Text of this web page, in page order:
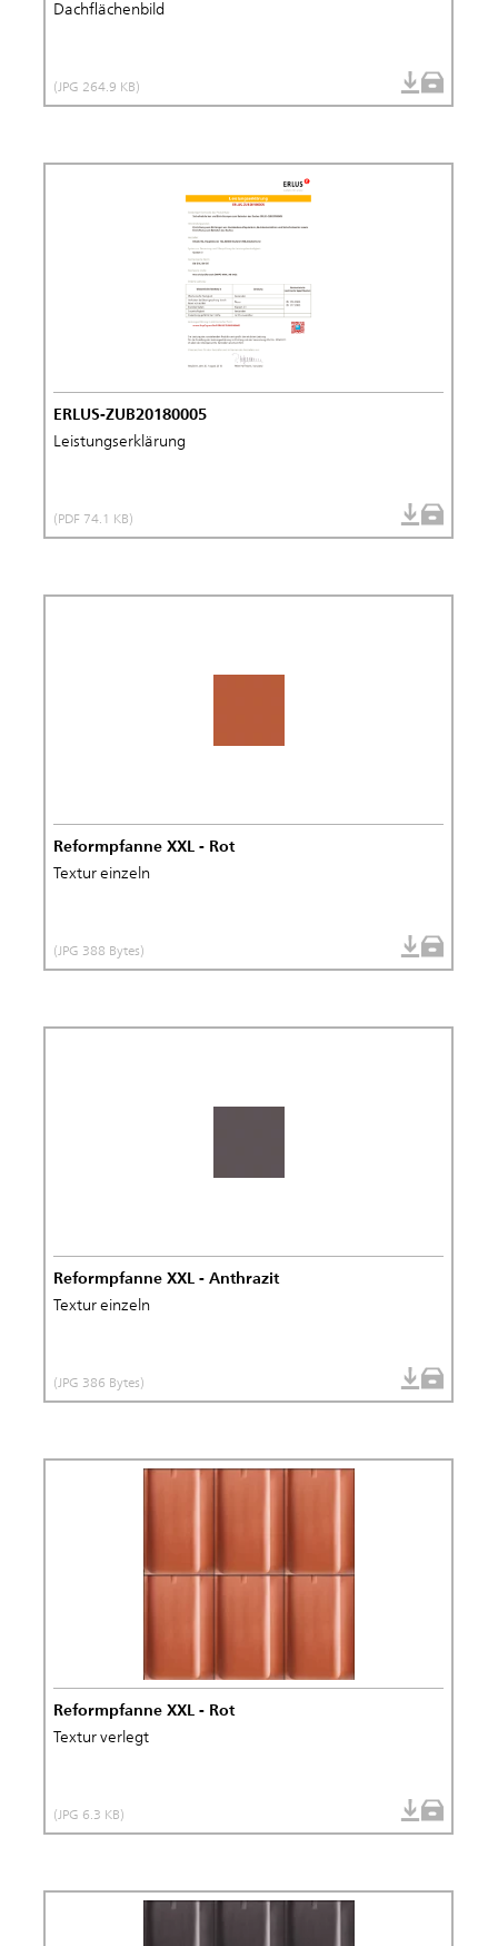
Dachflächenbild
(JPG 264.9 KB)
ERLUS-ZUB20180005
Leistungserklärung
(PDF 74.1 KB)
Reformpfanne XXL - Rot
Textur einzeln
(JPG 388 Bytes)
Reformpfanne XXL - Anthrazit
Textur einzeln
(JPG 386 Bytes)
Reformpfanne XXL - Rot
Textur verlegt
(JPG 6.3 KB)